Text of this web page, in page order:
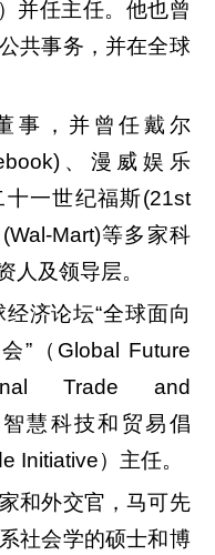
并任主任。他也曾
共事务，并在全球
，并曾任戴尔
、漫威娱乐
十一世纪福斯(21st
Mart)等多家科
人及领导层。
济论坛“全球面向
”（Global Future
Trade and
慧科技和贸易倡
Initiative）主任。
外交官，马可先
社会学的硕士和博